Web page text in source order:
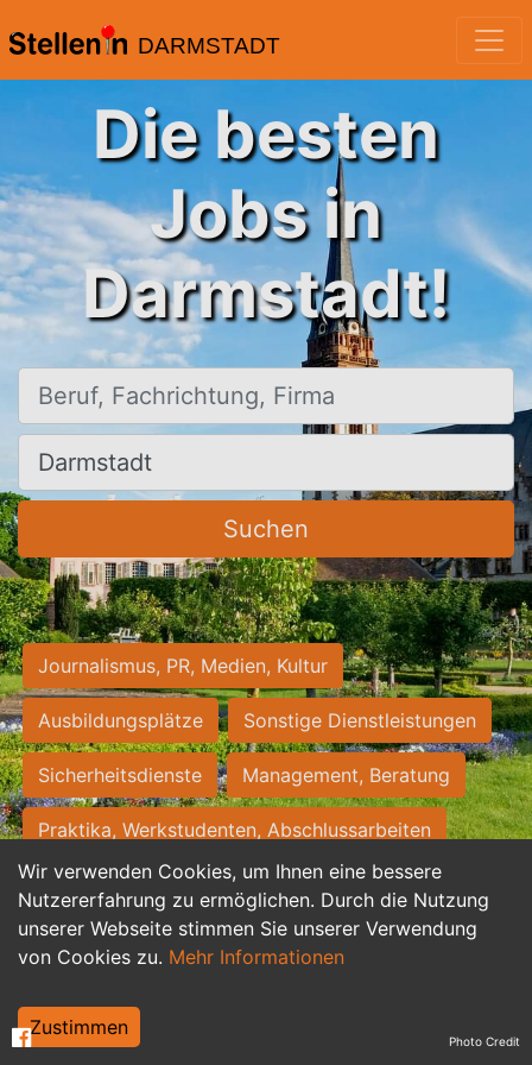
DARMSTADT
Wir verwenden Cookies, um Ihnen eine bessere
Nutzererfahrung zu ermöglichen. Durch die Nutzung
unserer Webseite stimmen Sie unserer Verwendung
von Cookies zu. Mehr Informationen
Zustimmen
Die besten
Jobs in
Darmstadt!
Beruf, Fachrichtung, Firma
Ort, Stadt
Suchen
Journalismus, PR, Medien, Kultur
Ausbildungsplätze Sonstige Dienstleistungen
Sicherheitsdienste Management, Beratung
Praktika, Werkstudenten, Abschlussarbeiten
Personalwesen Assistenz, Sekretariat
Hilfskräfte, Aushilfs- und Nebenjobs
Weiterbildung, Studium, duale Ausbildung Photo Credit